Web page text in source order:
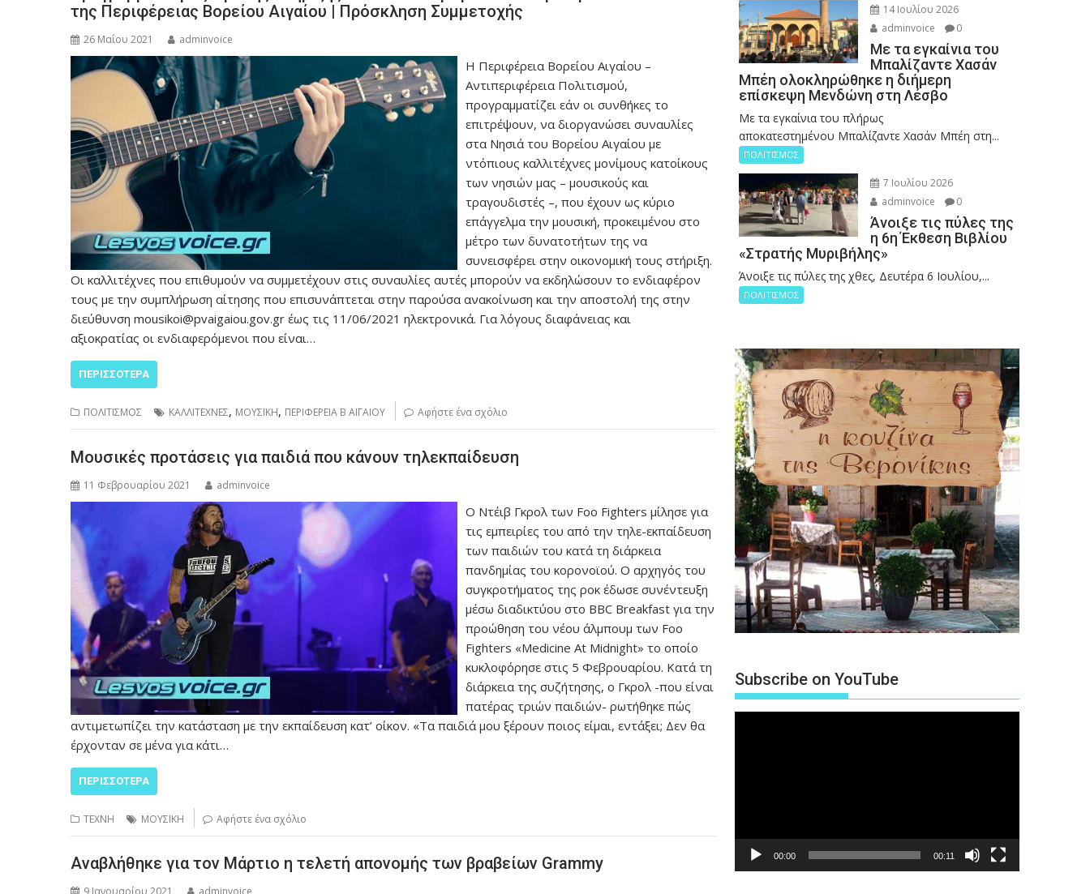
της Περιφέρειας Βορείου Αιγαίου | Πρόσκληση Συμμετοχής
26 Μαΐου 2021 adminvoice
Η Περιφέρεια Βορείου Αιγαίου –
Αντιπεριφέρεια Πολιτισμού,
προγραμματίζει εάν οι συνθήκες το
επιτρέψουν, να διοργανώσει συναυλίες
στα Νησιά του Βορείου Αιγαίου με
ντόπιους καλλιτέχνες μονίμους κατοίκους
των νησιών μας – μουσικούς και
τραγουδιστές –, που έχουν ως κύριο
επάγγελμα την μουσική, προκειμένου στο
μέτρο των δυνατοτήτων της να
συνεισφέρει στην οικονομική τους στήριξη.
Οι καλλιτέχνες που επιθυμούν να συμμετέχουν στις συναυλίες αυτές μπορούν να εκδηλώσουν το ενδιαφέρον
τους με την συμπλήρωση αίτησης που επισυνάπτεται στην παρούσα ανακοίνωση και την αποστολή της στην
διεύθυνση mousikoi@pvaigaiou.gov.gr έως τις 11/06/2021 ηλεκτρονικά. Για λόγους διαφάνειας και
αξιοκρατίας οι ενδιαφερόμενοι που είναι…
ΠΕΡΙΣΣΌΤΕΡΑ
ΠΟΛΙΤΙΣΜΟΣ ΚΑΛΛΙΤΕΧΝΕΣ, ΜΟΥΣΙΚΗ, ΠΕΡΙΦΕΡΕΙΑ Β ΑΙΓΑΙΟΥ Αφήστε ένα σχόλιο
Μουσικές προτάσεις για παιδιά που κάνουν τηλεκπαίδευση
11 Φεβρουαρίου 2021 adminvoice
Ο Ντέιβ Γκρολ των Foo Fighters μίλησε για
τις εμπειρίες του από την τηλε-εκπαίδευση
των παιδιών του κατά τη διάρκεια
πανδημίας του κορονοϊού. Ο αρχηγός του
συγκροτήματος της ροκ έδωσε συνέντευξη
μέσω διαδικτύου στο BBC Breakfast για την
προώθηση του νέου άλμπουμ των Foo
Fighters «Medicine At Midnight» το οποίο
κυκλοφόρησε στις 5 Φεβρουαρίου. Κατά τη
διάρκεια της συζήτησης, ο Γκρολ -που είναι
πατέρας τριών παιδιών- ρωτήθηκε πώς
αντιμετωπίζει την κατάσταση με την εκπαίδευση κατ’ οίκον. «Τα παιδιά μου ξέρουν ποιος είμαι, εντάξει; Δεν θα
έρχονταν σε μένα για κάτι…
ΠΕΡΙΣΣΌΤΕΡΑ
ΤΕΧΝΗ ΜΟΥΣΙΚΗ Αφήστε ένα σχόλιο
Αναβλήθηκε για τον Μάρτιο η τελετή απονομής των βραβείων Grammy
9 Ιανουαρίου 2021 adminvoice
14 Ιουλίου 2026
adminvoice
0
Με τα εγκαίνια του
Μπαλίζαντε Χασάν
Μπέη ολοκληρώθηκε η διήμερη
επίσκεψη Μενδώνη στη Λέσβο
Με τα εγκαίνια του πλήρως
αποκατεστημένου Μπαλίζαντε Χασάν Μπέη στη...
ΠΟΛΙΤΙΣΜΟΣ
7 Ιουλίου 2026
adminvoice
0
Άνοιξε τις πύλες της
η 6η Έκθεση Βιβλίου
«Στρατής Μυριβήλης»
Άνοιξε τις πύλες της χθες, Δευτέρα 6 Ιουλίου,...
ΠΟΛΙΤΙΣΜΟΣ
Subscribe on YouTube
00:00 00:11